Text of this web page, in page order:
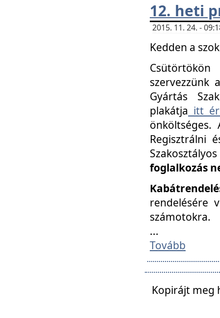
12. heti
2015. 11. 24. -
Kedden a
szervezzünk
Gyártás
plakátja itt
Regisztrálni
foglalkozás
rendelésére
számotokra.
...
Tovább
Kopirájt meg